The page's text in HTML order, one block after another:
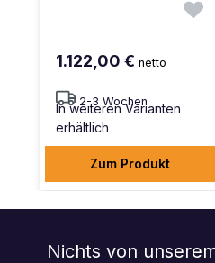
1.122,00 € netto
2-3 Wochen
In weiteren Varianten
erhältlich
Zum Produkt
Nichts von